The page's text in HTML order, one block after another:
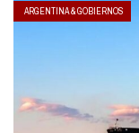
ARGENTINA & GOBIERNOS